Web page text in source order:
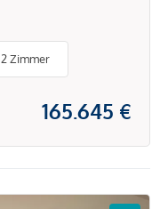
2 Zimmer
165.645 €